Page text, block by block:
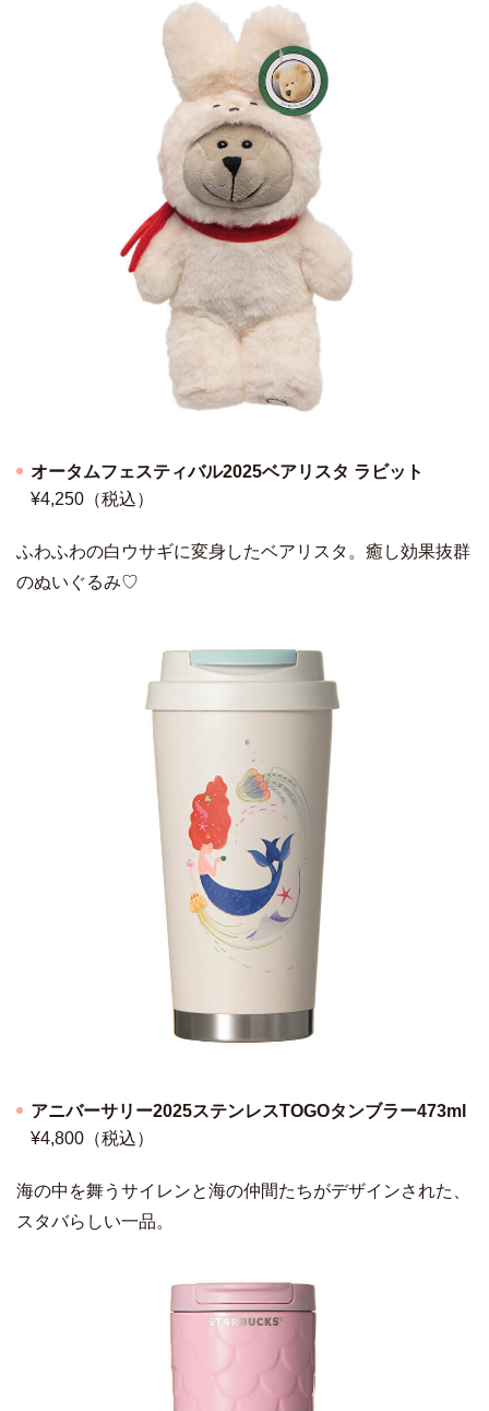
オータムフェスティバル2025ベアリスタ ラビット
¥4,250（税込）
ふわふわの白ウサギに変身したベアリスタ。癒し効果抜群
のぬいぐるみ♡
アニバーサリー2025ステンレスTOGOタンブラー473ml
¥4,800（税込）
海の中を舞うサイレンと海の仲間たちがデザインされた、
スタバらしい一品。